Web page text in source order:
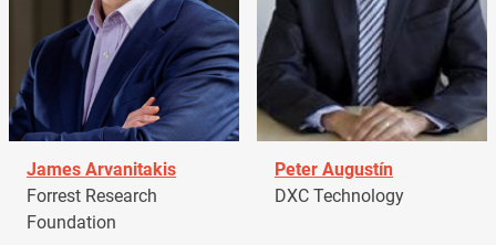
James Arvanitakis
Forrest Research
Foundation
Peter Augustín
DXC Technology